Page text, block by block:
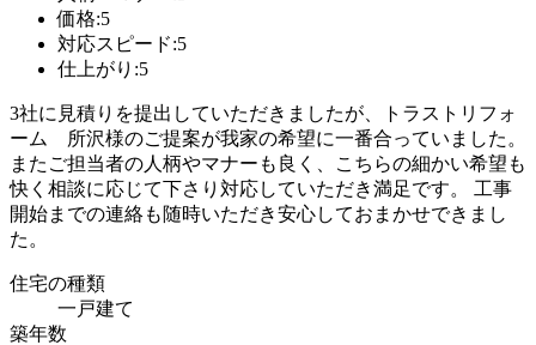
価格:5
対応スピード:5
仕上がり:5
3社に見積りを提出していただきましたが、トラストリフォ
ーム 所沢様のご提案が我家の希望に一番合っていました。
またご担当者の人柄やマナーも良く、こちらの細かい希望も
快く相談に応じて下さり対応していただき満足です。 工事
開始までの連絡も随時いただき安心しておまかせできまし
た。
住宅の種類
一戸建て
築年数